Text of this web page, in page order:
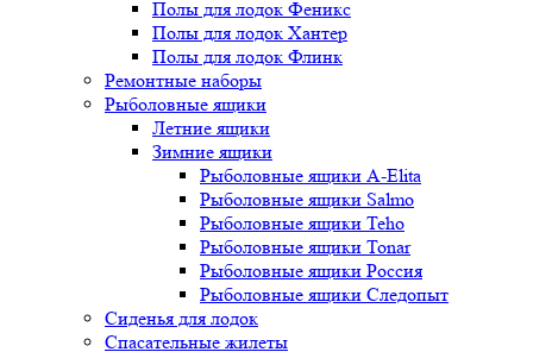
Полы для лодок Феникс
Полы для лодок Хантер
Полы для лодок Флинк
Ремонтные наборы
Рыболовные ящики
Летние ящики
Зимние ящики
Рыболовные ящики A-Elita
Рыболовные ящики Salmo
Рыболовные ящики Teho
Рыболовные ящики Tonar
Рыболовные ящики Россия
Рыболовные ящики Следопыт
Сиденья для лодок
Спасательные жилеты